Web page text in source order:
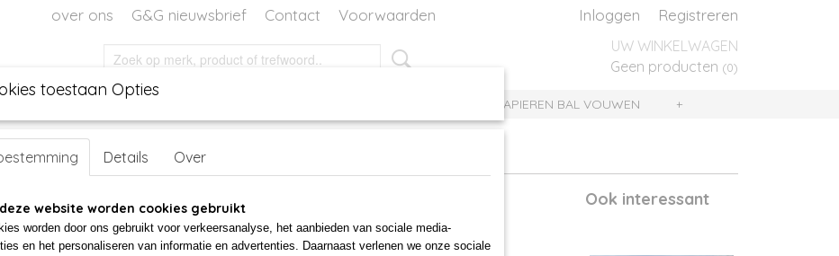
over ons G&G nieuwsbrief Contact Voorwaarden Inloggen Registreren
UW WINKELWAGEN
Geen producten (0)
DECORATIE PAPIEREN BAL VOUWEN +
Glazen vogel oranje
€ 35,00
Ook interessant
toestaan Opties
Details Over
website worden cookies gebruikt
worden door ons gebruikt voor verkeersanalyse, het aanbieden van sociale media-
en het personaliseren van informatie en advertenties. Daarnaast verlenen we onze sociale